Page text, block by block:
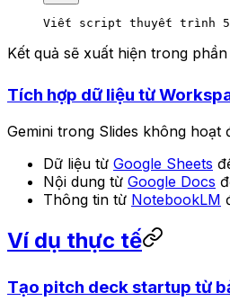
Viết script thuyết trình 5
Kết quả sẽ xuất hiện trong
Tích hợp dữ liệu từ
Gemini trong Slides không
Dữ liệu từ Google Sheets
Nội dung từ Google Docs
Thông tin từ NotebookLM
Ví dụ thực tế
Tạo pitch deck startup từ